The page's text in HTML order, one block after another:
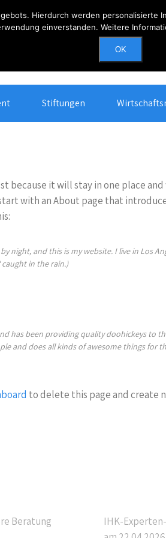
Erreichbarkeit
Stiftungen
because it will stay in one place
with an About page that
night, and this is my website. I live in Los
caught in the rain.)
has been providing quality doohickeys to
and does all kinds of awesome things for
to delete this page and create
Beratung
IHK-
Hierdurch werden
einverstanden. Weitere
OK